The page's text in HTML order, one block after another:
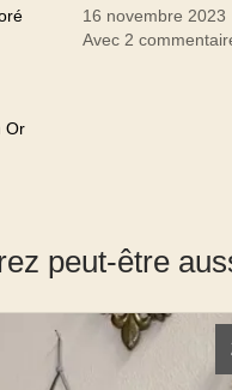
16 novembre 2023
Avec 2
Or
peut-être